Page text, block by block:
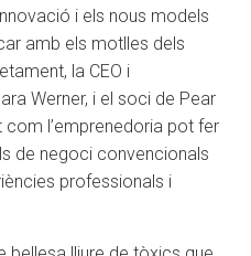
i els nous models
amb els motlles dels
la CEO i
Werner, i el soci de Pear
com l’emprenedoria pot fer
de negoci convencionals
professionals i